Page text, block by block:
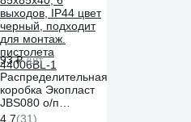
93 ₽/шт
Распределительная
коробка Экопласт
JBS080 о/п
85x85x40, 6
4.7(31)